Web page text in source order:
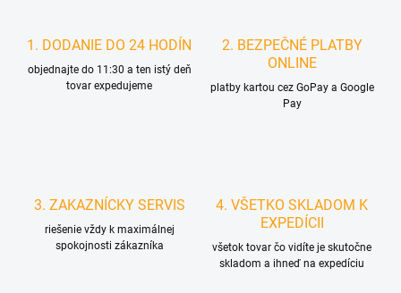
1. DODANIE DO 24 HODÍN
objednajte do 11:30 a ten istý deň
tovar expedujeme
2. BEZPEČNÉ PLATBY
ONLINE
platby kartou cez GoPay a Google
Pay
3. ZAKAZNÍCKY SERVIS
riešenie vždy k maximálnej
spokojnosti zákazníka
4. VŠETKO SKLADOM K
EXPEDÍCII
všetok tovar čo vidíte je skutočne
skladom a ihneď na expedíciu